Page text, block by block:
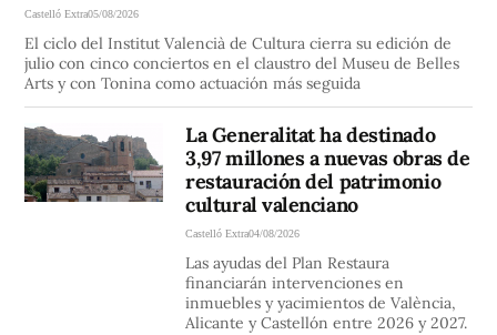
Castelló Extra05/08/2026
El ciclo del Institut Valencià de Cultura cierra su edición de
julio con cinco conciertos en el claustro del Museu de Belles
Arts y con Tonina como actuación más seguida
La Generalitat ha destinado
3,97 millones a nuevas obras de
restauración del patrimonio
cultural valenciano
Castelló Extra04/08/2026
Las ayudas del Plan Restaura
financiarán intervenciones en
inmuebles y yacimientos de València,
Alicante y Castellón entre 2026 y 2027.